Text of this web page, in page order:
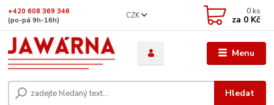
Menu
CZK
Hledat
+420 608 369 346
(po-pá 9h-16h)
0 ks
za 0 Kč